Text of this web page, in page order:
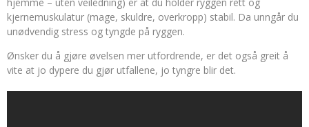
kjernemuskulatur (mage, skuldre, overkropp) stabil. Da unngår du
unødvendig stress og tyngde på ryggen.
Ønsker du å gjøre øvelsen mer utfordrende, er det også greit å
vite at jo dypere du gjør utfallene, jo tyngre blir det.